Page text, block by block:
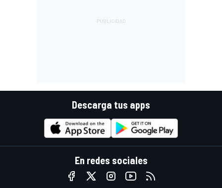
Descarga tus apps
En redes sociales